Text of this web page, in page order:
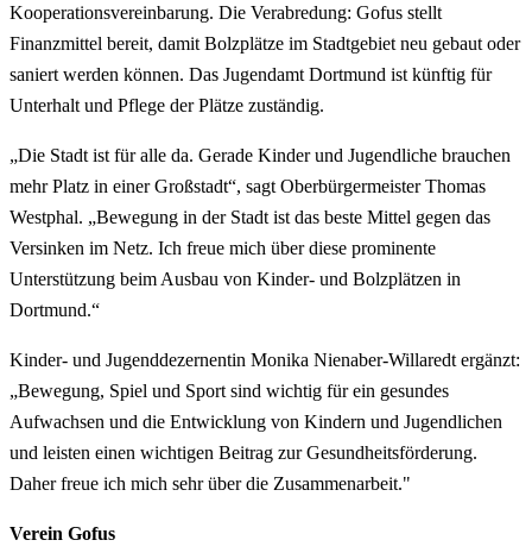
Kooperationsvereinbarung. Die Verabredung: Gofus stellt
Finanzmittel bereit, damit Bolzplätze im Stadtgebiet neu gebaut oder
saniert werden können. Das Jugendamt Dortmund ist künftig für
Unterhalt und Pflege der Plätze zuständig.
„Die Stadt ist für alle da. Gerade Kinder und Jugendliche brauchen
mehr Platz in einer Großstadt“, sagt Oberbürgermeister Thomas
Westphal. „Bewegung in der Stadt ist das beste Mittel gegen das
Versinken im Netz. Ich freue mich über diese prominente
Unterstützung beim Ausbau von Kinder- und Bolzplätzen in
Dortmund.“
Kinder- und Jugenddezernentin Monika Nienaber-Willaredt ergänzt:
„Bewegung, Spiel und Sport sind wichtig für ein gesundes
Aufwachsen und die Entwicklung von Kindern und Jugendlichen
und leisten einen wichtigen Beitrag zur Gesundheitsförderung.
Daher freue ich mich sehr über die Zusammenarbeit."
Verein Gofus